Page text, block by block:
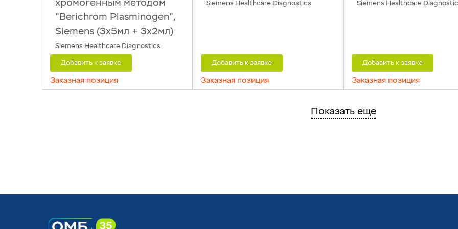
"Berichrom Plasminogen",
Siemens (3x5мл + 3x2мл)
Siemens Healthcare Diagnostics
Добавить к заявке
Заказная позиция
Siemens Healthcare Diagnostics
Добавить к заявке
Заказная позиция
Siemens Healthcare
Добавить к заявке
Заказная позиция
Показать еще